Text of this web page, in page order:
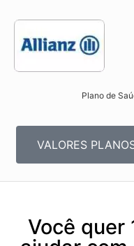
Plano de
VALORES
Você quer